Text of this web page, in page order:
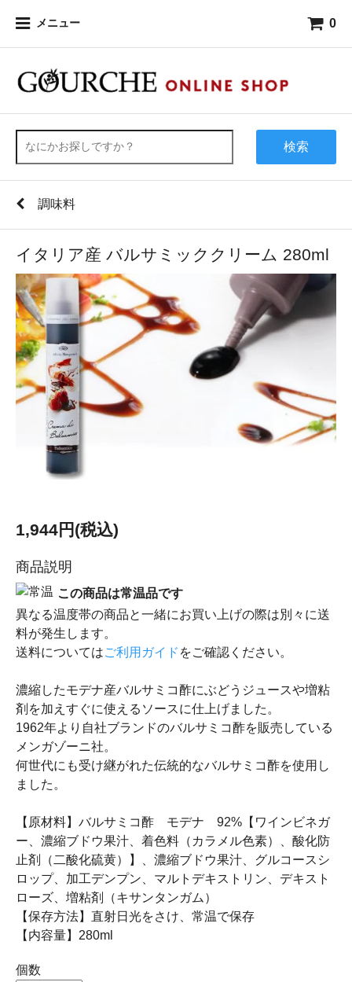
メニュー 0
検索
調味料
イタリア産 バルサミッククリーム 280ml
1,944円(税込)
商品説明
この商品は常温品です
異なる温度帯の商品と一緒にお買い上げの際は別々に送
料が発生します。
送料についてはご利用ガイド をご確認ください。
濃縮したモデナ産バルサミコ酢にぶどうジュースや増粘
剤を加えすぐに使えるソースに仕上げました。
1962年より自社ブランドのバルサミコ酢を販売している
メンガゾーニ社。
何世代にも受け継がれた伝統的なバルサミコ酢を使用し
ました。
【原材料】バルサミコ酢 モデナ 92%【ワインビネガ
ー、濃縮ブドウ果汁、着色料（カラメル色素）、酸化防
止剤（二酸化硫黄）】、濃縮ブドウ果汁、グルコースシ
ロップ、加工デンプン、マルトデキストリン、デキスト
ローズ、増粘剤（キサンタンガム）
【保存方法】直射日光をさけ、常温で保存
【内容量】280ml
個数